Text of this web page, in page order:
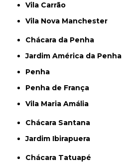
Vila Carrão
Vila Nova Manchester
Chácara da Penha
Jardim América da Penha
Penha
Penha de França
Vila Maria Amália
Chácara Santana
Jardim Ibirapuera
Chácara Tatuapé